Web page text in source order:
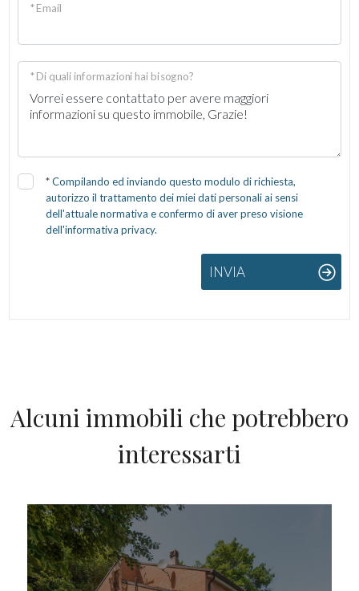
* Email
* Di quali informazioni hai bisogno?
*Compilando ed inviando questo modulo di richiesta,
autorizzo il trattamento dei miei dati personali ai sensi
dell'attuale normativa e confermo di aver preso visione
dell'informativa privacy.
INVIA
Alcuni immobili che potrebbero
interessarti